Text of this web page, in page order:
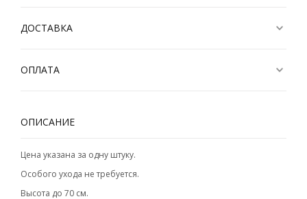
ДОСТАВКА
ОПЛАТА
ОПИСАНИЕ
Цена указана за одну штуку.
Особого ухода не требуется.
Высота до 70 см.